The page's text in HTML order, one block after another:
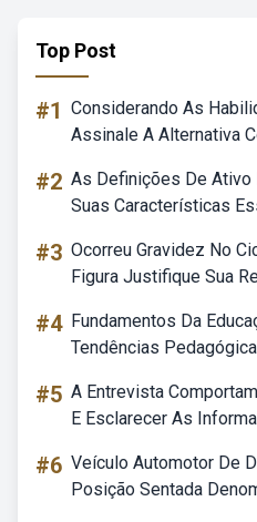
Top Post
#1 Considerando As
Assinale A Alternativa
#2 As Definições De
Suas Características
#3 Ocorreu Gravidez No
Figura Justifique Sua
#4 Fundamentos Da
Tendências
#5 A Entrevista
E Esclarecer As
#6 Veículo Automotor De
Posição Sentada